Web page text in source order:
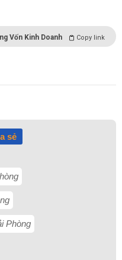
Vốn Kinh Doanh Copy link
sẻ
Phòng